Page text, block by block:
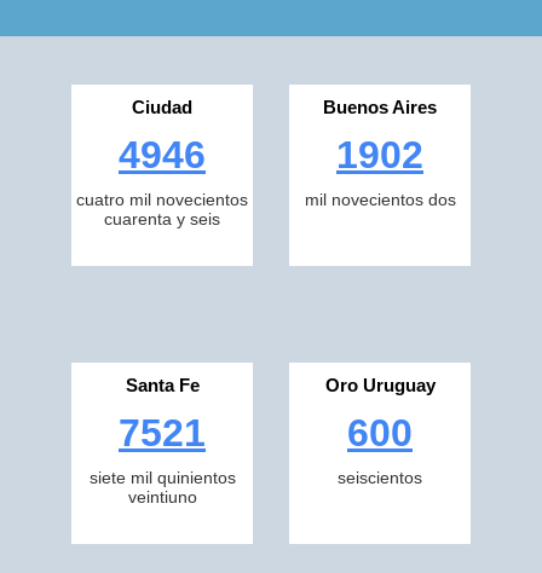
Ciudad
4946
cuatro mil novecientos
cuarenta y seis
Buenos Aires
1902
mil novecientos dos
Santa Fe
7521
siete mil quinientos
veintiuno
Oro Uruguay
600
seiscientos